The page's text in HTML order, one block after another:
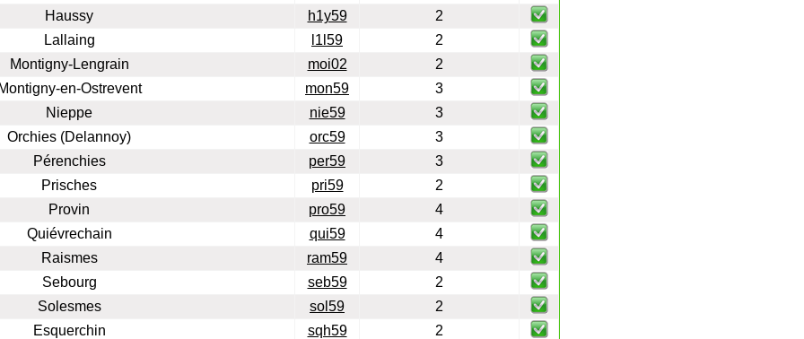
Haussy
h1y59
2
Lallaing
l1l59
2
Montigny-Lengrain
moi02
2
en-Ostrevent
mon59
3
Nieppe
nie59
3
Orchies (Delannoy)
orc59
3
Pérenchies
per59
3
Prisches
pri59
2
Provin
pro59
4
Quiévrechain
qui59
4
Raismes
ram59
4
Sebourg
seb59
2
Solesmes
sol59
2
Esquerchin
sqh59
2